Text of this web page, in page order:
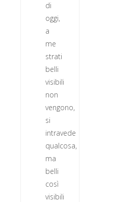
di
oggi,
a
me
strati
belli
visibili
non
vengono,
si
intravede
qualcosa,
ma
belli
così
visibili